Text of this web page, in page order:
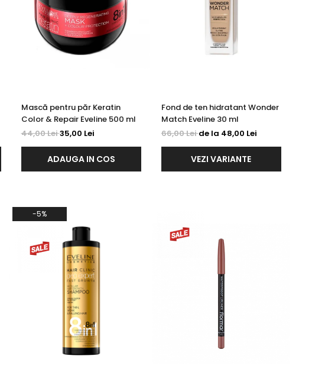
Mască pentru păr Keratin
Color & Repair Eveline 500 ml
44,00 Lei35,00 Lei
ADAUGA IN COS
Fond de ten hidratant Wonder
Match Eveline 30 ml
66,00 Leide la 48,00 Lei
VEZI VARIANTE
-5%